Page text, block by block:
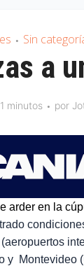
• Sin
a
1 minutos por
arder en la
(aeropuertos
y Montevideo